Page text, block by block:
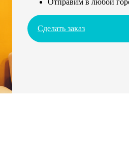
Отправим в любой
Сделать заказ